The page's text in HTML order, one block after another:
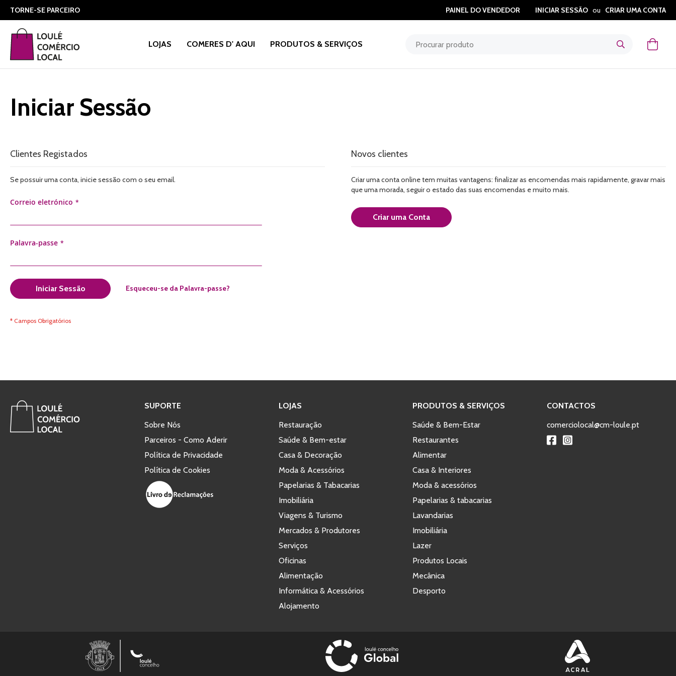
TORNE-SE PARCEIRO PAINEL DO VENDEDOR INICIAR SESSÃO CRIAR UMA CONTA
LOJAS COMERES D' AQUI PRODUTOS & SERVIÇOS
Iniciar Sessão
Clientes Registados
Se possuir uma conta, inicie sessão com o seu email.
Correio eletrónico
Palavra-passe
Iniciar Sessão Esqueceu-se da Palavra-passe?
Novos clientes
Criar uma conta online tem muitas vantagens: finalizar as encomendas mais rapidamente, gravar mais
que uma morada, seguir o estado das suas encomendas e muito mais.
Criar uma Conta
SUPORTE
Sobre Nós
Parceiros - Como Aderir
Política de Privacidade
Política de Cookies
LOJAS
Restauração
Saúde & Bem-estar
Casa & Decoração
Moda & Acessórios
Papelarias & Tabacarias
Imobiliária
Viagens & Turismo
Mercados & Produtores
Serviços
Oficinas
Alimentação
Informática & Acessórios
Alojamento
PRODUTOS & SERVIÇOS
Saúde & Bem-Estar
Restaurantes
Alimentar
Casa & Interiores
Moda & acessórios
Papelarias & tabacarias
Lavandarias
Imobiliária
Lazer
Produtos Locais
Mecânica
Desporto
CONTACTOS
comerciolocal@cm-loule.pt